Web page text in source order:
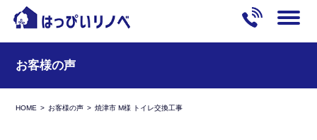
お客様の声
HOME お客様の声 焼津市 M様 トイレ交換工事